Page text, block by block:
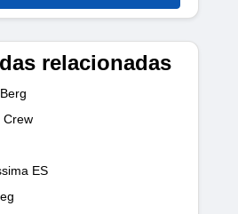
relacionadas
Crew
ES